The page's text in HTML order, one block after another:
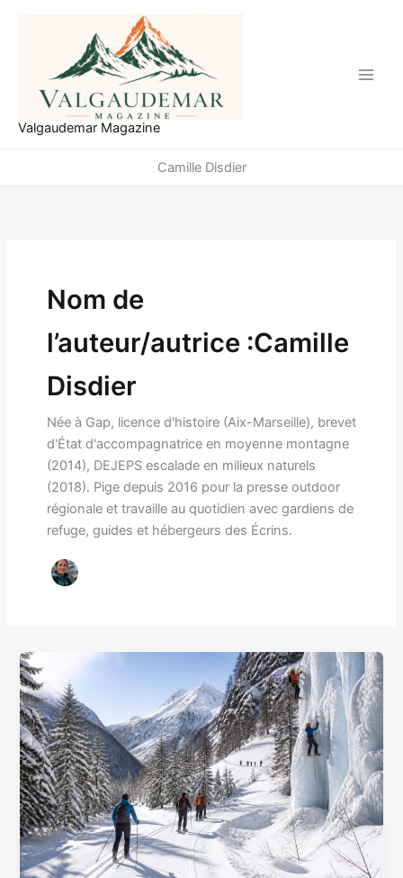
Valgaudemar Magazine
Camille Disdier
Nom de
l’auteur/autrice :Camille
Disdier
Née à Gap, licence d'histoire (Aix-Marseille), brevet
d'État d'accompagnatrice en moyenne montagne
(2014), DEJEPS escalade en milieux naturels
(2018). Pige depuis 2016 pour la presse outdoor
régionale et travaille au quotidien avec gardiens de
refuge, guides et hébergeurs des Écrins.